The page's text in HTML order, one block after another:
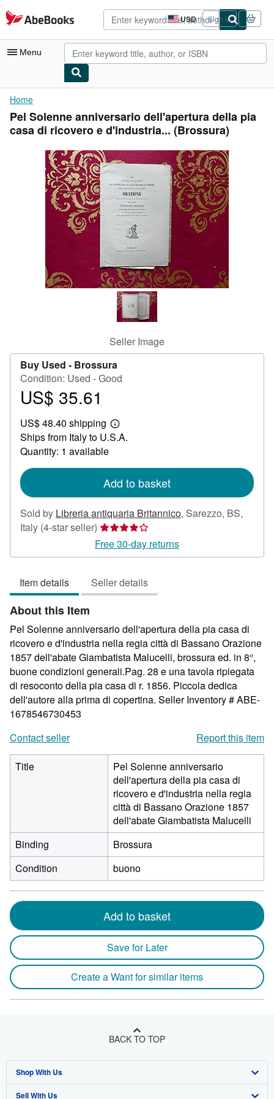
Skip to main content
AbeBooks.com USD
Site
shopping
preferences
Sign in
Menu
My Account
My Purchases
Browse Collections
Rare Books
Art & Collectibles
Start Selling
CLOSE
Home
Pel Solenne anniversario dell'apertura della pia
casa di ricovero e d'industria... (Brossura)
Seller Image
Buy Used - Brossura
Condition: Used - Good
Price
35.61
US$ 35.61
US$ 48.40 shipping
Learn
more
Ships from Italy to U.S.A.
Quantity: 1 available
Add to basket
Sold by Libreria antiquaria Britannico, Sarezzo, BS,
Italy (4-star seller) Seller
rating
4
of
5
Free 30-day returns
Item details Seller details
About this Item
Pel Solenne anniversario dell'apertura della pia casa di
ricovero e d'industria nella regia città di Bassano Orazione
1857 dell'abate Giambatista Malucelli, brossura ed. in 8°,
buone condizioni generali.Pag. 28 e una tavola ripiegata
di resoconto della pia casa di r. 1856. Piccola dedica
dell'autore alla prima di copertina. Seller Inventory # ABE-
1678546730453
Contact seller
Report this item
Title
Pel Solenne anniversario
dell'apertura della pia casa di
ricovero e d'industria nella regia
città di Bassano Orazione 1857
dell'abate Giambatista Malucelli
Binding
Brossura
Condition
buono
Add to basket
Save for Later
Create a Want for similar items
BACK TO TOP
Shop With Us
Advanced Search
Sell With Us